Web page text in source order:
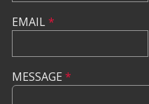
EMAIL*
MESSAGE *